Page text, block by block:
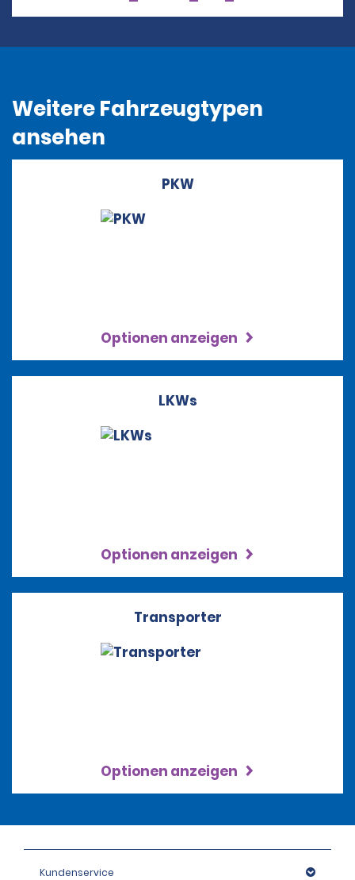
Weitere Fahrzeugtypen
ansehen
PKW
Optionen anzeigen
LKWs
Optionen anzeigen
Transporter
Optionen anzeigen
Kundenservice